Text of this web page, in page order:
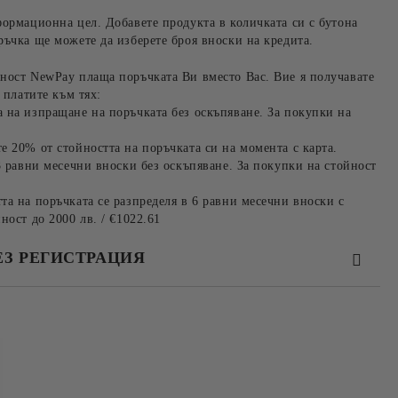
цел. Добавете продукта в количката си с бутона
ще можете да изберете броя вноски на кредита.
NewPay плаща поръчката Ви вместо Вас. Вие я получавате
към тях:
изпращане на поръчката без оскъпяване. За покупки на
от стойността на поръчката си на момента с карта.
равни месечни вноски без оскъпяване. За покупки на стойност
на поръчката се разпределя в 6 равни месечни вноски с
до 2000 лв. / €1022.61
РЕГИСТРАЦИЯ
за лични данни